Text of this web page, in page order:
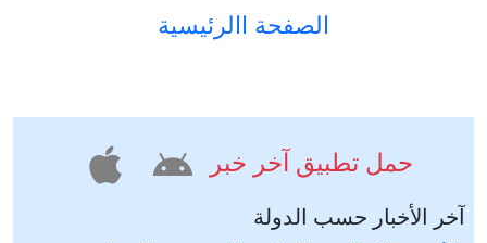
الصفحة االرئيسية
حمل تطبيق آخر خبر
آخر الأخبار حسب الدولة